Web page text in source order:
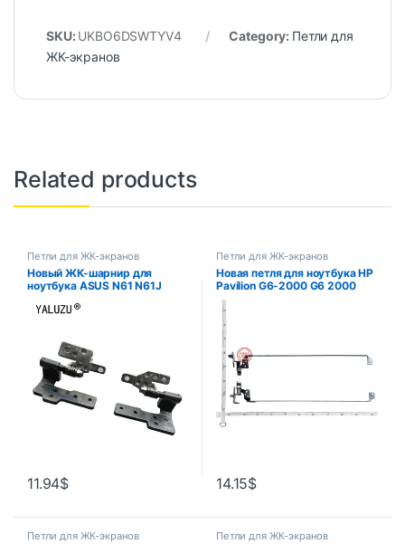
SKU: UKBO6DSWTYV4 Category: Петли для
ЖК-экранов
Related products
Петли для ЖК-экранов
Новый ЖК-шарнир для
ноутбука ASUS N61 N61J
N61VG N61VF N61VN N61VJ
11.94$
Петли для ЖК-экранов
Новая петля для ноутбука HP
Pavilion G6-2000 G6 2000
G6-2244SA series,
кронштейн для экрана
ноутбука 1 пара (левый и
правый)
14.15$
Петли для ЖК-экранов Петли для ЖК-экранов